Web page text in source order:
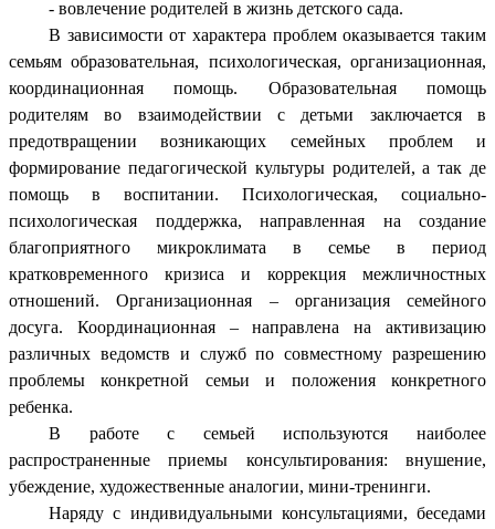
- вовлечение родителей в жизнь детского сада.
В зависимости от характера проблем оказывается таким
семьям образовательная, психологическая, организационная,
координационная помощь. Образовательная помощь
родителям во взаимодействии с детьми заключается в
предотвращении возникающих семейных проблем и
формирование педагогической культуры родителей, а так де
помощь в воспитании. Психологическая, социально-
психологическая поддержка, направленная на создание
благоприятного микроклимата в семье в период
кратковременного кризиса и коррекция межличностных
отношений. Организационная – организация семейного
досуга. Координационная – направлена на активизацию
различных ведомств и служб по совместному разрешению
проблемы конкретной семьи и положения конкретного
ребенка.
В работе с семьей используются наиболее
распространенные приемы консультирования: внушение,
убеждение, художественные аналогии, мини-тренинги.
Наряду с индивидуальными консультациями, беседами